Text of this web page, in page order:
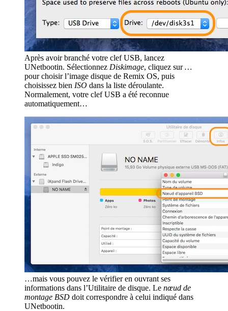
Après avoir branché votre clef USB, lancez
UNetbootin. Sélectionnez Diskimage, cliquez sur…
pour choisir l’image disque de Remix OS, puis
choisissez bien ISO dans la liste déroulante.
Normalement, votre clef USB a été reconnue
automatiquement…
…mais vous pouvez le vérifier en ouvrant ses
informations dans l’Utilitaire de disque. Le nœud de
montage BSD doit correspondre à celui indiqué dans
UNetbootin.